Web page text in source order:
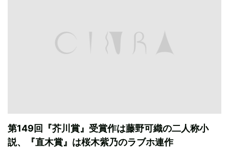
第149回『芥川賞』受賞作は藤野可織の二人称小
説、『直木賞』は桜木紫乃のラブホ連作